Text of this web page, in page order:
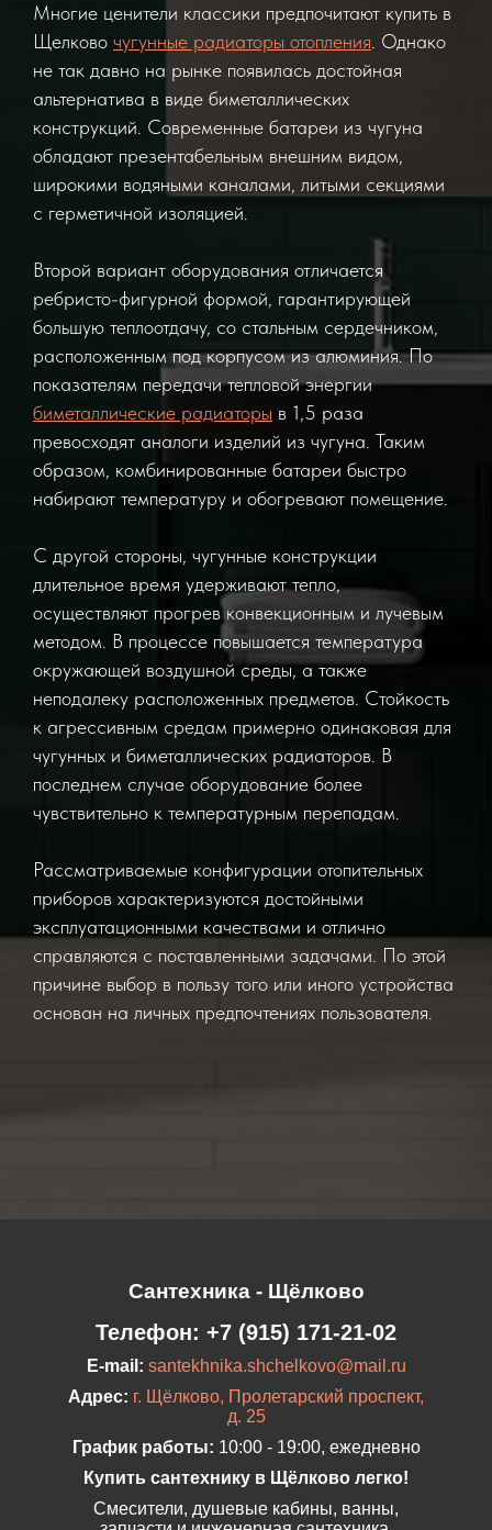
Многие ценители классики предпочитают купить в
Щелково чугунные радиаторы отопления . Однако
не так давно на рынке появилась достойная
альтернатива в виде биметаллических
конструкций. Современные батареи из чугуна
обладают презентабельным внешним видом,
широкими водяными каналами, литыми секциями
с герметичной изоляцией.
Второй вариант оборудования отличается
ребристо-фигурной формой, гарантирующей
большую теплоотдачу, со стальным сердечником,
расположенным под корпусом из алюминия. По
показателям передачи тепловой энергии
биметаллические радиаторы в 1,5 раза
превосходят аналоги изделий из чугуна. Таким
образом, комбинированные батареи быстро
набирают температуру и обогревают помещение.
С другой стороны, чугунные конструкции
длительное время удерживают тепло,
осуществляют прогрев конвекционным и лучевым
методом. В процессе повышается температура
окружающей воздушной среды, а также
неподалеку расположенных предметов. Стойкость
к агрессивным средам примерно одинаковая для
чугунных и биметаллических радиаторов. В
последнем случае оборудование более
чувствительно к температурным перепадам.
Рассматриваемые конфигурации отопительных
приборов характеризуются достойными
эксплуатационными качествами и отлично
справляются с поставленными задачами. По этой
причине выбор в пользу того или иного устройства
основан на личных предпочтениях пользователя.
Сантехника - Щёлково
Телефон: +7 (915) 171-21-02
E-mail: santekhnika.shchelkovo@mail.ru
Адрес: г. Щёлково, Пролетарский проспект,
д. 25
График работы: 10:00 - 19:00, ежедневно
Купить сантехнику в Щёлково легко!
Смесители, душевые кабины, ванны,